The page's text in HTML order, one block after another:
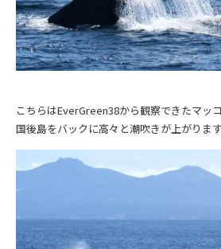
こちらはEverGreen38から観察できたマッ
国後島をバックに高々と潮吹きが上がります